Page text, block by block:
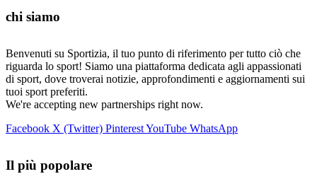
chi siamo
Benvenuti su Sportizia, il tuo punto di riferimento per tutto ciò che
riguarda lo sport! Siamo una piattaforma dedicata agli appassionati
di sport, dove troverai notizie, approfondimenti e aggiornamenti sui
tuoi sport preferiti.
We're accepting new partnerships right now.
Facebook X (Twitter) PinterestYouTube WhatsApp
Il più popolare